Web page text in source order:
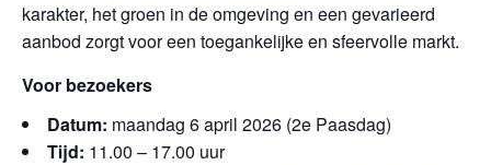
karakter, het groen in de omgeving en een gevarieerd
aanbod zorgt voor een toegankelijke en sfeervolle markt.
Voor bezoekers
Datum: maandag 6 april 2026 (2e Paasdag)
Tijd: 11.00 – 17.00 uur